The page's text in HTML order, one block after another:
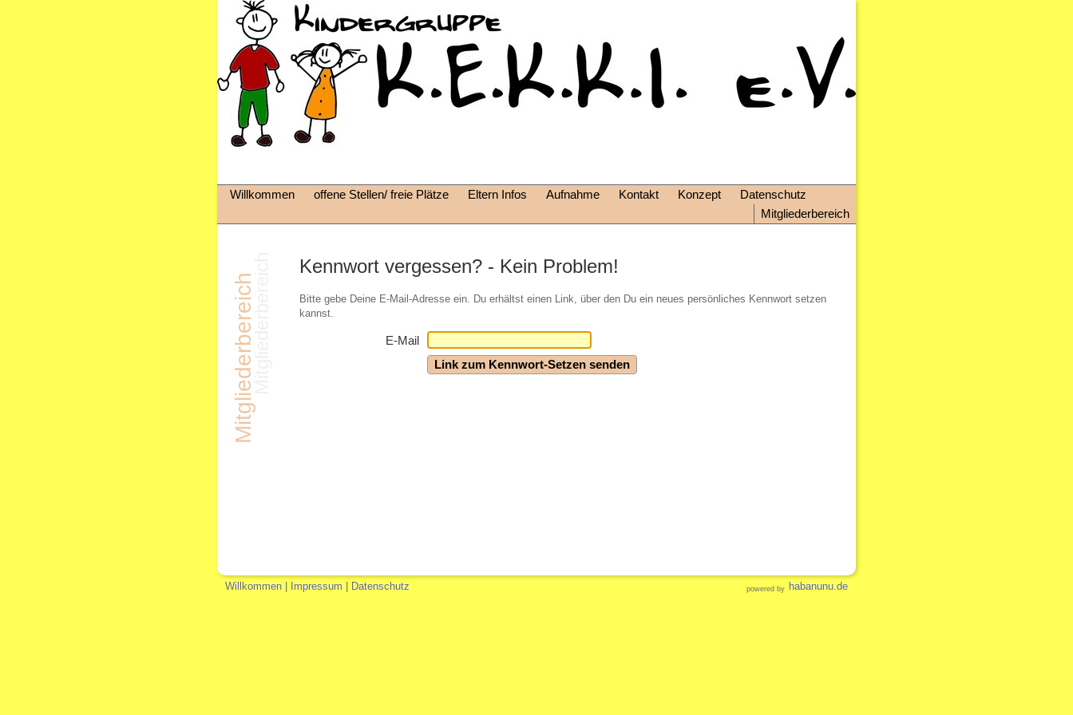
Willkommen offene Stellen/ freie Plätze Eltern Infos Aufnahme Kontakt Konzept
Datenschutz
Mitgliederbereich
Kennwort vergessen? - Kein Problem!
Bitte gebe Deine E-Mail-Adresse ein. Du erhältst einen Link, über den Du ein neues persönliches Kennwort setzen
kannst.
E-Mail
Willkommen| Impressum Datenschutz powered by habanunu.de